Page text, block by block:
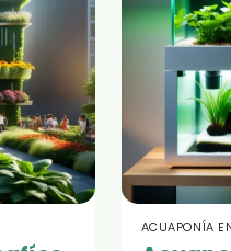
ACUAPONÍA